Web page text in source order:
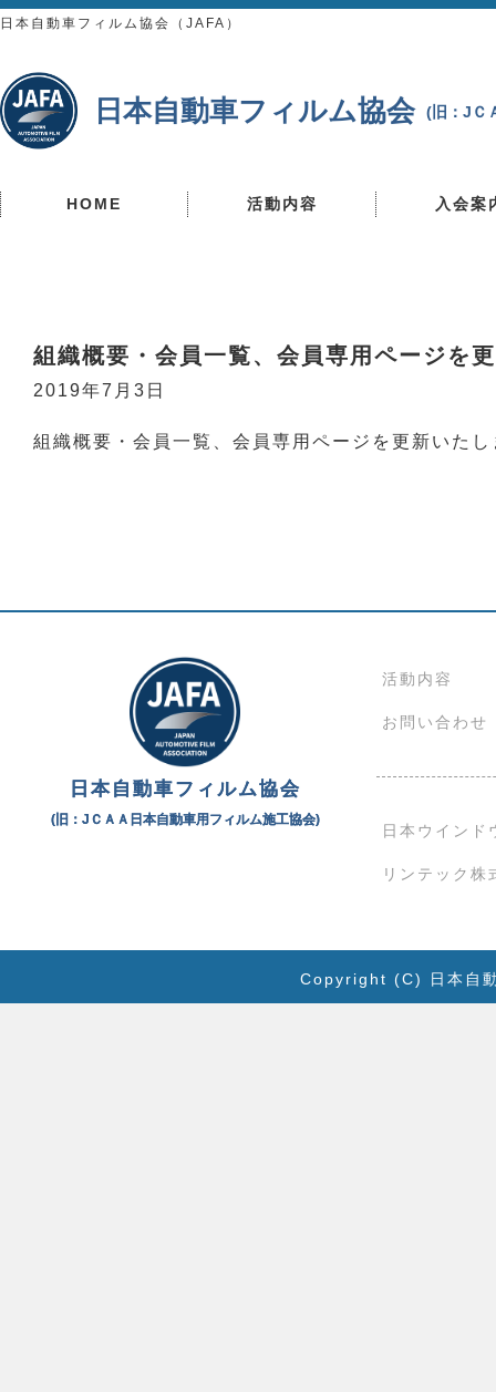
日本自動車フィルム協会（JAFA）
日本自動車フィルム協会 (旧：JＣ
HOME 活動内容 入会案
組織概要・会員一覧、会員専用ページを
2019年7月3日
組織概要・会員一覧、会員専用ページを更新いた
日本自動車フィルム協会
(旧：JＣＡＡ日本自動車用フィルム施工協会)
活動内容
お問い合わせ
日本ウインド
リンテック株
Copyright (C) 日本自